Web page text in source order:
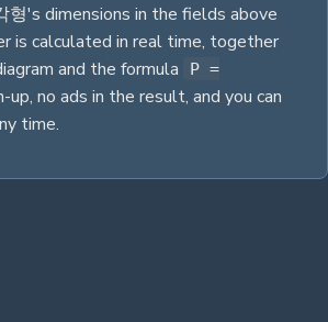
형's dimensions in the fields above
is calculated in real time, together
and the formula
P =
up, no ads in the result, and you can
time.